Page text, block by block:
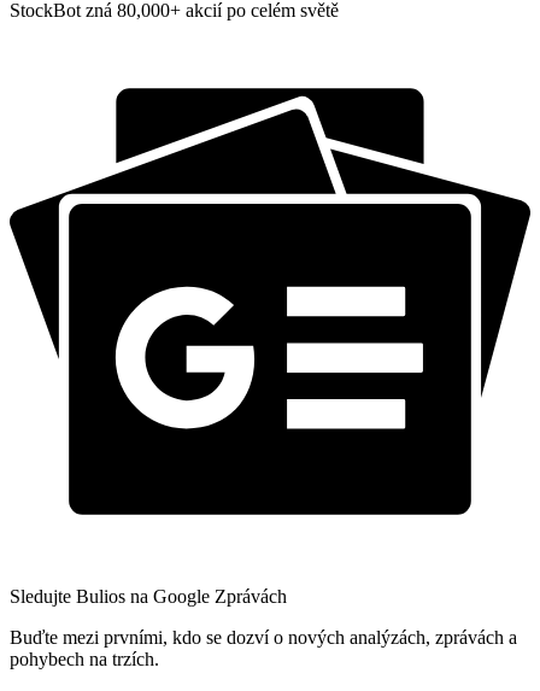
StockBot zná 80,000+ akcií po celém světě
Sledujte Bulios na Google Zprávách
Buďte mezi prvními, kdo se dozví o nových analýzách, zprávách a
pohybech na trzích.